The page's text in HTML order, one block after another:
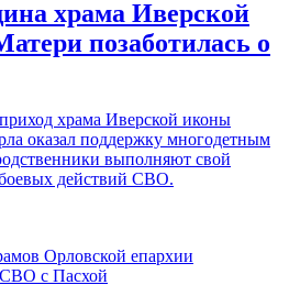
храма Иверской
позаботилась о
храма Иверской иконы
оказал поддержку многодетным
выполняют свой
действий СВО.